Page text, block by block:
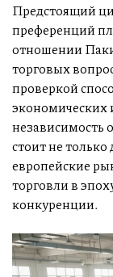
Предстоящий
преференций
отношении
торговых
проверкой
экономических
независимость
стоит не
европейские
торговли в
конкуренции.